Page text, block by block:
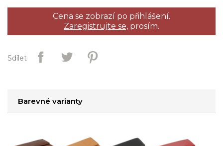
Cena se zobrazí po přihlášení.
Zaregistrujte se, prosím.
Sdílet
Barevné varianty